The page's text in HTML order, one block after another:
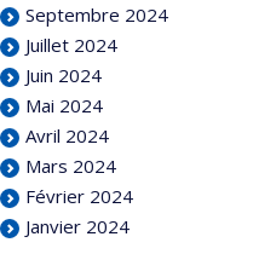
Septembre 2024
Juillet 2024
Juin 2024
Mai 2024
Avril 2024
Mars 2024
Février 2024
Janvier 2024